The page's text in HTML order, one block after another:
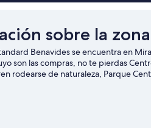
sobre la zona
Benavides se encuentra en
son las compras, no te pierdas
rodearse de naturaleza, Parque
Puedes consultar el calendario